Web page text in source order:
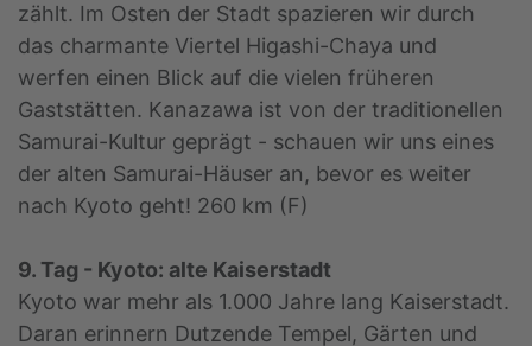
zählt. Im Osten der Stadt spazieren wir durch
das charmante Viertel Higashi-Chaya und
werfen einen Blick auf die vielen früheren
Gaststätten. Kanazawa ist von der traditionellen
Samurai-Kultur geprägt - schauen wir uns eines
der alten Samurai-Häuser an, bevor es weiter
nach Kyoto geht! 260 km (F)
9. Tag - Kyoto: alte Kaiserstadt
Kyoto war mehr als 1.000 Jahre lang Kaiserstadt.
Daran erinnern Dutzende Tempel, Gärten und